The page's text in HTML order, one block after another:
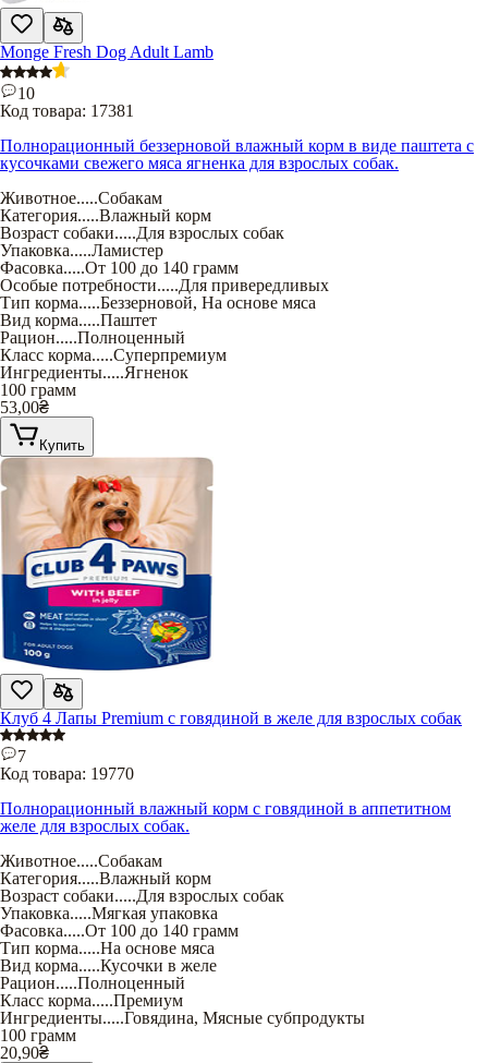
Monge Fresh Dog Adult Lamb
10
Код товара: 17381
Полнорационный беззерновой влажный корм в виде паштета с
кусочками свежего мяса ягненка для взрослых собак.
Животное.....Собакам
Категория.....Влажный корм
Возраст собаки.....Для взрослых собак
Упаковка.....Ламистер
Фасовка.....От 100 до 140 грамм
Особые потребности.....Для привередливых
Тип корма.....Беззерновой, На основе мяса
Вид корма.....Паштет
Рацион.....Полноценный
Класс корма.....Суперпремиум
Ингредиенты.....Ягненок
100 грамм
53,00₴
Купить
Клуб 4 Лапы Premium с говядиной в желе для взрослых собак
7
Код товара: 19770
Полнорационный влажный корм с говядиной в аппетитном
желе для взрослых собак.
Животное.....Собакам
Категория.....Влажный корм
Возраст собаки.....Для взрослых собак
Упаковка.....Мягкая упаковка
Фасовка.....От 100 до 140 грамм
Тип корма.....На основе мяса
Вид корма.....Кусочки в желе
Рацион.....Полноценный
Класс корма.....Премиум
Ингредиенты.....Говядина, Мясные субпродукты
100 грамм
20,90₴